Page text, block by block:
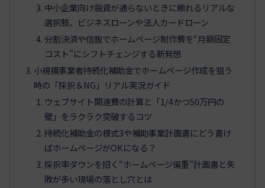
中小企業向け融資が通らないときに頼れるリアルな
選択肢、ビジネスローンや法人カードローン
分割決済や信販でホームページ制作費を“月額固定
コスト”にシフトチェンジする新発想
小規模事業者持続化補助金でホームページ作成を狙う
時の「採択＆NG」リアル実況ガイド
ウェブサイト関連費の計算と「1/4かつ50万円の
壁」をラクラク突破するコツ
持続化補助金の様式3や補助事業計画書にどう書け
ばホームページがOKになる？
採択率ダウンを招く“ホームページ偏重”計画書と失
敗が多い現場の落とし穴とは